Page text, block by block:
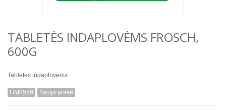
TABLETĖS INDAPLOVĖMS FROSCH,
600G
Tabletės indaplovėms
GM8559 Nauja prekė